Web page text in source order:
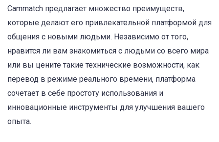
Cammatch предлагает множество преимуществ,
которые делают его привлекательной платформой для
общения с новыми людьми. Независимо от того,
нравится ли вам знакомиться с людьми со всего мира
или вы цените такие технические возможности, как
перевод в режиме реального времени, платформа
сочетает в себе простоту использования и
инновационные инструменты для улучшения вашего
опыта.